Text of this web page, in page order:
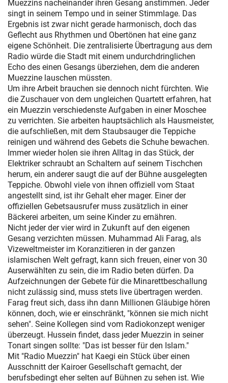
Muezzins nacheinander ihren Gesang anstimmen. Jeder
singt in seinem Tempo und in seiner Stimmlage. Das
Ergebnis ist zwar nicht gerade harmonisch, doch das
Geflecht aus Rhythmen und Obertönen hat eine ganz
eigene Schönheit. Die zentralisierte Übertragung aus dem
Radio würde die Stadt mit einem undurchdringlichen
Echo des einen Gesangs überziehen, dem die anderen
Muezzine lauschen müssten.
Um ihre Arbeit brauchen sie dennoch nicht fürchten. Wie
die Zuschauer von dem ungleichen Quartett erfahren, hat
ein Muezzin verschiedenste Aufgaben in einer Moschee
zu verrichten. Sie arbeiten hauptsächlich als Hausmeister,
die aufschließen, mit dem Staubsauger die Teppiche
reinigen und während des Gebets die Schuhe bewachen.
Immer wieder holen sie ihren Alltag in das Stück, der
Elektriker schraubt an Schaltern auf seinem Tischchen
herum, ein anderer saugt die auf der Bühne ausgelegten
Teppiche. Obwohl viele von ihnen offiziell vom Staat
angestellt sind, ist ihr Gehalt eher mager. Einer der
offiziellen Gebetsausrufer muss zusätzlich in einer
Bäckerei arbeiten, um seine Kinder zu ernähren.
Nicht jeder der vier wird in Zukunft auf den eigenen
Gesang verzichten müssen. Muhammad Ali Farag, als
Vizeweltmeister im Koranzitieren in der ganzen
islamischen Welt gefragt, kann sich freuen, einer von 30
Auserwählten zu sein, die im Radio beten dürfen. Da
Aufzeichnungen der Gebete für die Minarettbeschallung
nicht zulässig sind, muss stets live übertragen werden.
Farag freut sich, dass ihn dann Millionen Gläubige hören
können, doch, wie er einschränkt, "können sie mich nicht
sehen". Seine Kollegen sind vom Radiokonzept weniger
überzeugt. Hussein findet, dass jeder Muezzin in seiner
Tonart singen sollte: "Das ist besser für den Islam."
Mit "Radio Muezzin" hat Kaegi ein Stück über einen
Ausschnitt der Kairoer Gesellschaft gemacht, der
berufsbedingt eher selten auf Bühnen zu sehen ist. Wie